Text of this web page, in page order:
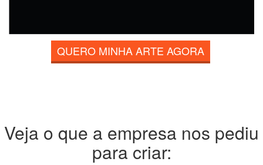
QUERO MINHA ARTE AGORA
Veja o que a empresa nos pediu
para criar: